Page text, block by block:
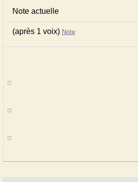
Note actuelle
(après 1 voix) Note